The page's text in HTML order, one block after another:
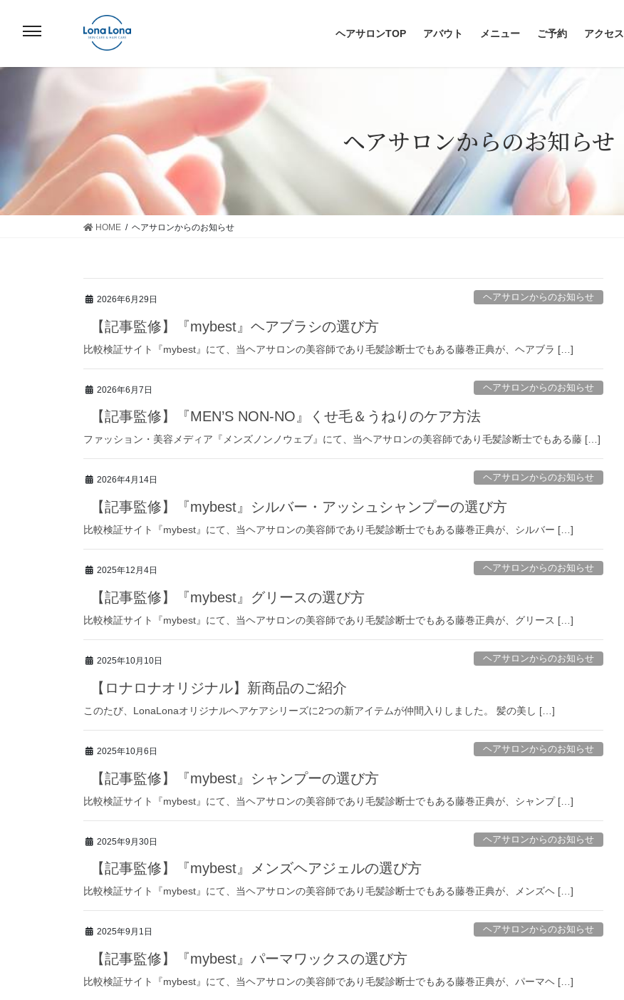
ヘアサロンTOP アバウト メニュー ご予約 アクセス
ヘアサロンからのお知らせ
HOME ヘアサロンからのお知らせ
2026年6月29日 ヘアサロンからのお知らせ
【記事監修】『mybest』ヘアブラシの選び方
比較検証サイト『mybest』にて、当ヘアサロンの美容師であり毛髪診断士でもある藤巻正典が、ヘアブラ […]
2026年6月7日 ヘアサロンからのお知らせ
【記事監修】『MEN’S NON-NO』くせ毛＆うねりのケア方法
ファッション・美容メディア『メンズノンノウェブ』にて、当ヘアサロンの美容師であり毛髪診断士でもある藤 […]
2026年4月14日 ヘアサロンからのお知らせ
【記事監修】『mybest』シルバー・アッシュシャンプーの選び方
比較検証サイト『mybest』にて、当ヘアサロンの美容師であり毛髪診断士でもある藤巻正典が、シルバー […]
2025年12月4日 ヘアサロンからのお知らせ
【記事監修】『mybest』グリースの選び方
比較検証サイト『mybest』にて、当ヘアサロンの美容師であり毛髪診断士でもある藤巻正典が、グリース […]
2025年10月10日 ヘアサロンからのお知らせ
【ロナロナオリジナル】新商品のご紹介
このたび、LonaLonaオリジナルヘアケアシリーズに2つの新アイテムが仲間入りしました。 髪の美し […]
2025年10月6日 ヘアサロンからのお知らせ
【記事監修】『mybest』シャンプーの選び方
比較検証サイト『mybest』にて、当ヘアサロンの美容師であり毛髪診断士でもある藤巻正典が、シャンプ […]
2025年9月30日 ヘアサロンからのお知らせ
【記事監修】『mybest』メンズヘアジェルの選び方
比較検証サイト『mybest』にて、当ヘアサロンの美容師であり毛髪診断士でもある藤巻正典が、メンズヘ […]
2025年9月1日 ヘアサロンからのお知らせ
【記事監修】『mybest』パーマワックスの選び方
比較検証サイト『mybest』にて、当ヘアサロンの美容師であり毛髪診断士でもある藤巻正典が、パーマヘ […]